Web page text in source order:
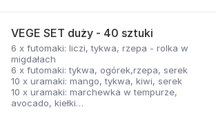
VEGE SET duży - 40 sztuki
6 x futomaki: liczi, tykwa, rzepa - rolka w
migdałach
6 x futomaki: tykwa, ogórek,rzepa, serek
10 x uramaki: mango, tykwa, kiwi, serek
10 x uramaki: marchewka w tempurze,
avocado, kiełki